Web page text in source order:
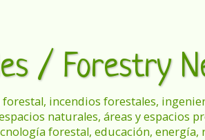
/ Forestry
incendios forestales,
naturales, áreas y espacios
forestal, educación,